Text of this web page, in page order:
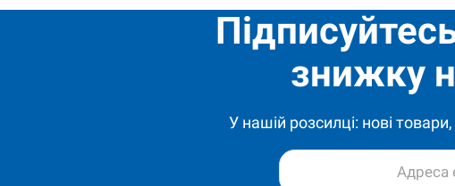
знижку
У нашій розсилці: нові